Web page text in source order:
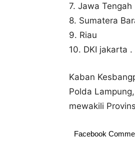
7. Jawa Tengah
8. Sumatera
9. Riau
10. DKI jakarta .
Kaban
Polda
mewakili
Facebook